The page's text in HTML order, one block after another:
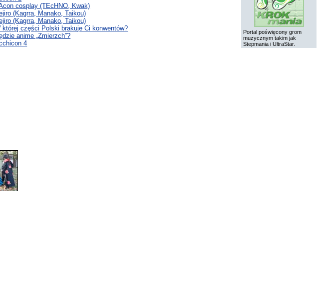
cosplay (TEcHNO, Kwak)
(Kagrra, Manako, Taikou)
(Kagrra, Manako, Taikou)
której części Polski brakuje Ci konwentów?
anime „Zmierzch”?
4
Portal poświęcony grom
muzycznym takim jak
Stepmania i UltraStar.